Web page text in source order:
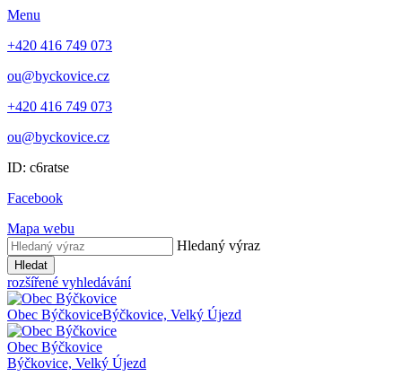
Menu
+420 416 749 073
ou@byckovice.cz
+420 416 749 073
ou@byckovice.cz
ID: c6ratse
Facebook
Mapa webu
Hledaný výraz
Hledat
rozšířené vyhledávání
Obec BýčkoviceBýčkovice, Velký Újezd
Obec Býčkovice
Býčkovice, Velký Újezd